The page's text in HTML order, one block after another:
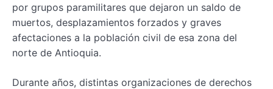
por grupos paramilitares que dejaron un saldo de
muertos, desplazamientos forzados y graves
afectaciones a la población civil de esa zona del
norte de Antioquia.
Durante años, distintas organizaciones de derechos